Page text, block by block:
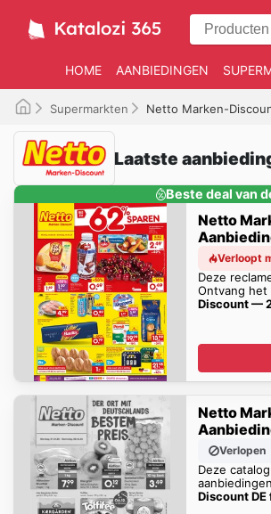
HOME AANBIEDINGEN
Supermarkten Netto Marken-
Laatste
Beste deal van
Netto
Verloopt
Deze
Ontvang het
Discount —
Netto
Verlopen
Deze
Discount DE